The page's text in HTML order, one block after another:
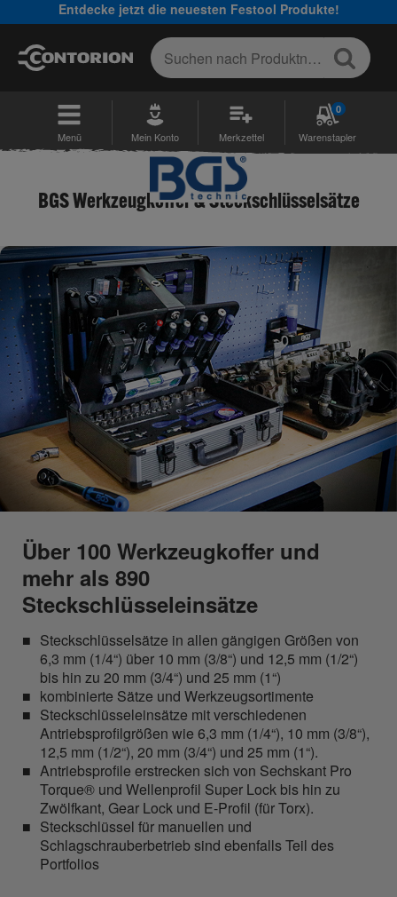
Entdecke jetzt die neuesten Festool Produkte!
Menü Mein Konto Merkzettel
0
Warenstapler
BGS Werkzeugkoffer & Steckschlüsselsätze
Über 100 Werkzeugkoffer und
mehr als 890
Steckschlüsseleinsätze
Steckschlüsselsätze in allen gängigen Größen von
6,3 mm (1/4“) über 10 mm (3/8“) und 12,5 mm (1/2“)
bis hin zu 20 mm (3/4“) und 25 mm (1“)
kombinierte Sätze und Werkzeugsortimente
Steckschlüsseleinsätze mit verschiedenen
Antriebsprofilgrößen wie 6,3 mm (1/4“), 10 mm (3/8“),
12,5 mm (1/2“), 20 mm (3/4“) und 25 mm (1“).
Antriebsprofile erstrecken sich von Sechskant Pro
Torque® und Wellenprofil Super Lock bis hin zu
Zwölfkant, Gear Lock und E-Profil (für Torx).
Steckschlüssel für manuellen und
Schlagschrauberbetrieb sind ebenfalls Teil des
Portfolios